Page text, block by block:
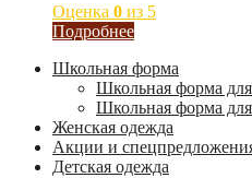
Оценка 0 из 5
Подробнее
Школьная форма
Школьная форма
Школьная форма
Женская одежда
Акции и
Детская одежда